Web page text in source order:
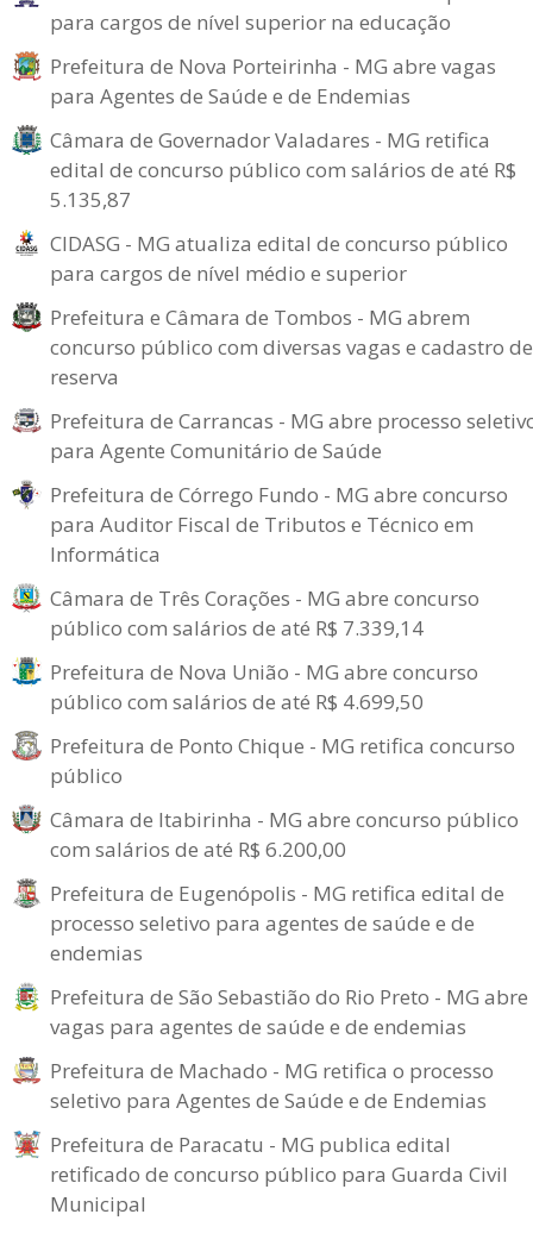
para cargos de nível superior na educação
Prefeitura de Nova Porteirinha - MG abre vagas
para Agentes de Saúde e de Endemias
Câmara de Governador Valadares - MG retifica
edital de concurso público com salários de até R$
5.135,87
CIDASG - MG atualiza edital de concurso público
para cargos de nível médio e superior
Prefeitura e Câmara de Tombos - MG abrem
concurso público com diversas vagas e cadastro de
reserva
Prefeitura de Carrancas - MG abre processo
para Agente Comunitário de Saúde
Prefeitura de Córrego Fundo - MG abre concurso
para Auditor Fiscal de Tributos e Técnico em
Informática
Câmara de Três Corações - MG abre concurso
público com salários de até R$ 7.339,14
Prefeitura de Nova União - MG abre concurso
público com salários de até R$ 4.699,50
Prefeitura de Ponto Chique - MG retifica concurso
público
Câmara de Itabirinha - MG abre concurso público
com salários de até R$ 6.200,00
Prefeitura de Eugenópolis - MG retifica edital de
processo seletivo para agentes de saúde e de
endemias
Prefeitura de São Sebastião do Rio Preto - MG abre
vagas para agentes de saúde e de endemias
Prefeitura de Machado - MG retifica o processo
seletivo para Agentes de Saúde e de Endemias
Prefeitura de Paracatu - MG publica edital
retificado de concurso público para Guarda Civil
Municipal